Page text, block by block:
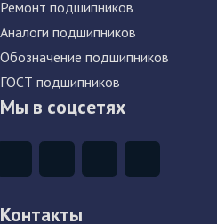
Ремонт подшипников
Аналоги подшипников
Обозначение подшипников
ГОСТ подшипников
Мы в соцсетях
Контакты